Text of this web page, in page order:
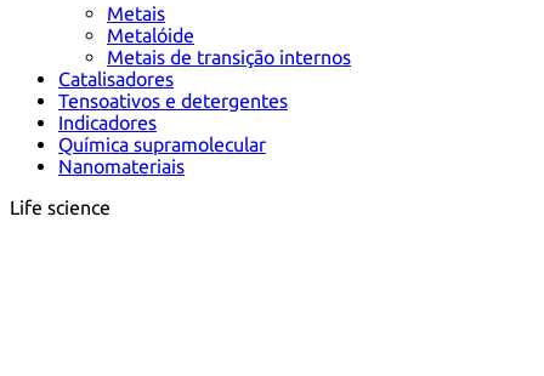
Metais
Metalóide
Metais de transição internos
Catalisadores
Tensoativos e detergentes
Indicadores
Química supramolecular
Nanomateriais
Life science